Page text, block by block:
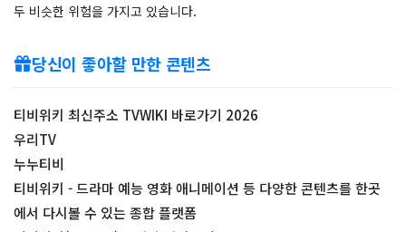
두 비슷한 위험을 가지고 있습니다.
당신이 좋아할 만한 콘텐츠
티비위키 최신주소 TVWIKI 바로가기 2026
우리TV
누누티비
티비위키 - 드라마 예능 영화 애니메이션 등 다양한 콘텐츠를 한곳
에서 다시볼 수 있는 종합 플랫폼